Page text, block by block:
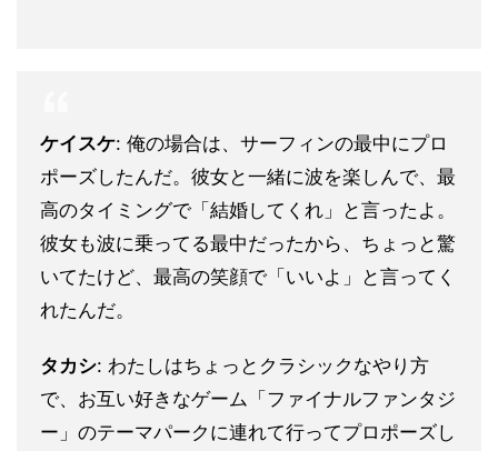
ケイスケ: 俺の場合は、サーフィンの最中にプロ
ポーズしたんだ。彼女と一緒に波を楽しんで、最
高のタイミングで「結婚してくれ」と言ったよ。
彼女も波に乗ってる最中だったから、ちょっと驚
いてたけど、最高の笑顔で「いいよ」と言ってく
れたんだ。
タカシ: わたしはちょっとクラシックなやり方
で、お互い好きなゲーム「ファイナルファンタジ
ー」のテーマパークに連れて行ってプロポーズし